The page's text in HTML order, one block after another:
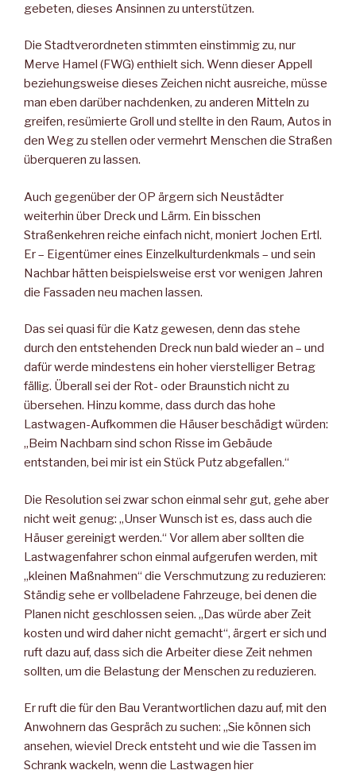
gebeten, dieses Ansinnen zu unterstützen.
Die Stadtverordneten stimmten einstimmig zu, nur
Merve Hamel (FWG) enthielt sich. Wenn dieser Appell
beziehungsweise dieses Zeichen nicht ausreiche, müsse
man eben darüber nachdenken, zu anderen Mitteln zu
greifen, resümierte Groll und stellte in den Raum, Autos in
den Weg zu stellen oder vermehrt Menschen die Straßen
überqueren zu lassen.
Auch gegenüber der OP ärgern sich Neustädter
weiterhin über Dreck und Lärm. Ein bisschen
Straßenkehren reiche einfach nicht, moniert Jochen Ertl.
Er – Eigentümer eines Einzelkulturdenkmals – und sein
Nachbar hätten beispielsweise erst vor wenigen Jahren
die Fassaden neu machen lassen.
Das sei quasi für die Katz gewesen, denn das stehe
durch den entstehenden Dreck nun bald wieder an – und
dafür werde mindestens ein hoher vierstelliger Betrag
fällig. Überall sei der Rot- oder Braunstich nicht zu
übersehen. Hinzu komme, dass durch das hohe
Lastwagen-Aufkommen die Häuser beschädigt würden:
„Beim Nachbarn sind schon Risse im Gebäude
entstanden, bei mir ist ein Stück Putz abgefallen.“
Die Resolution sei zwar schon einmal sehr gut, gehe aber
nicht weit genug: „Unser Wunsch ist es, dass auch die
Häuser gereinigt werden.“ Vor allem aber sollten die
Lastwagenfahrer schon einmal aufgerufen werden, mit
„kleinen Maßnahmen“ die Verschmutzung zu reduzieren:
Ständig sehe er vollbeladene Fahrzeuge, bei denen die
Planen nicht geschlossen seien. „Das würde aber Zeit
kosten und wird daher nicht gemacht“, ärgert er sich und
ruft dazu auf, dass sich die Arbeiter diese Zeit nehmen
sollten, um die Belastung der Menschen zu reduzieren.
Er ruft die für den Bau Verantwortlichen dazu auf, mit den
Anwohnern das Gespräch zu suchen: „Sie können sich
ansehen, wieviel Dreck entsteht und wie die Tassen im
Schrank wackeln, wenn die Lastwagen hier